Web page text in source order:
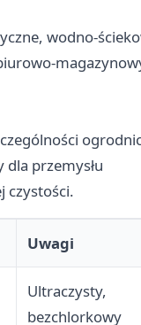
wodno-
przemysłu
czystości.
Uwagi
Ultraczysty,
bezchlorkowy